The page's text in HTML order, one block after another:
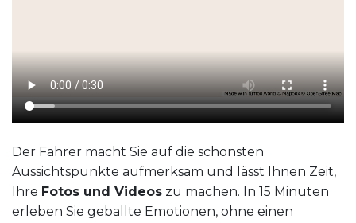
Der Fahrer macht Sie auf die schönsten
Aussichtspunkte aufmerksam und lässt Ihnen Zeit,
Ihre Fotos und Videos zu machen. In 15 Minuten
erleben Sie geballte Emotionen, ohne einen